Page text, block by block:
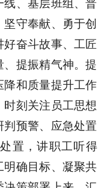
、基层班组、普
守奉献、勇于创
奋斗故事、工匠
提振精气神。提
和质量提升工作
刻关注员工思想
预警、应急处置
置，讲职工听得
确目标、凝聚共